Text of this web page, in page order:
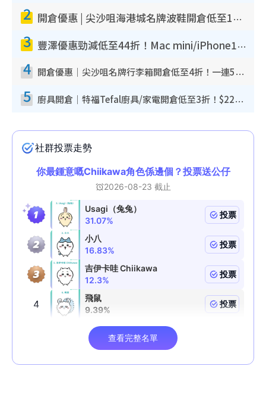
2 開倉優惠 | 尖沙咀海港城名牌波鞋開倉低至1折！On鞋$899起／Joy&Peace鞋履$98起
3 豐澤優惠勁減低至44折！Mac mini/iPhone17Pro大減價！廚房家電$220起
4 開倉優惠｜尖沙咀名牌行李箱開倉低至4折！一連5日 American Tourister/ace./Hallmark $200起！
5 廚具開倉｜特福Tefal廚具/家電開倉低至3折！$220起買平底鍋/炒鑊/湯煲！電飯煲/吸塵機/燙斗$418起